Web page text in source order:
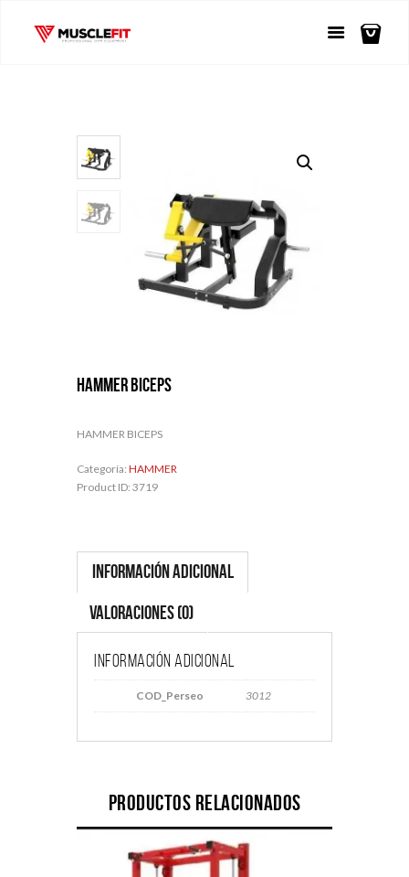
HAMMER BICEPS
HAMMER BICEPS
Categoría: HAMMER
Product ID: 3719
Información adicional
Valoraciones (0)
Información adicional
COD_Perseo 3012
Productos relacionados